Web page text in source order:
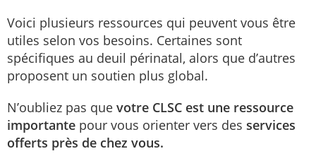
Voici plusieurs ressources qui peuvent vous être
utiles selon vos besoins. Certaines sont
spécifiques au deuil périnatal, alors que d’autres
proposent un soutien plus global.
N’oubliez pas que votre CLSC est une ressource
importante pour vous orienter vers des services
offerts près de chez vous.